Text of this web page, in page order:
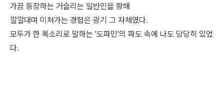
가끔 등장하는 거슬리는 일반인을 향해
깔깔대며 미쳐가는 경험은 광기 그 자체였다.
모두가 한 목소리로 말하는 '도파민'의 파도 속에 나도 당당히 있었
다.